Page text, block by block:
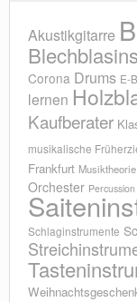
Akustikgitarre
Corona Drums E-
lernen
Kaufberater
musikalische
Frankfurt Musiktheorie
Orchester Percussion
Schlaginstrumente